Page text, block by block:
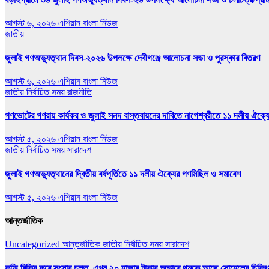
আগস্ট ৬, ২০২৬ এশিয়ান বাংলা নিউজ
জাতীয়
জুলাই গণঅভ্যুত্থান দিবস-২০২৬ উপলক্ষে দেবীগঞ্জে আলোচনা সভা ও পুরস্কার বিতরণ
আগস্ট ৬, ২০২৬ এশিয়ান বাংলা নিউজ
জাতীয় নির্বাচিত সময় রাজনীতি
গণভোটের গণরায় কার্যকর ও জুলাই সনদ বাস্তবায়নের দাবিতে নাগেশ্বরীতে ১১ দলীয়
আগস্ট ৫, ২০২৬ এশিয়ান বাংলা নিউজ
জাতীয় নির্বাচিত সময় সারাদেশ
জুলাই গণঅভ্যুত্থানের দ্বিতীয় বর্ষপূর্তিতে ১১ দলীয় ঐক্যের গণমিছিল ও সমাবেশ
আগস্ট ৫, ২০২৬ এশিয়ান বাংলা নিউজ
আন্তর্জাতিক
Uncategorized আন্তর্জাতিক জাতীয় নির্বাচিত সময় সারাদেশ